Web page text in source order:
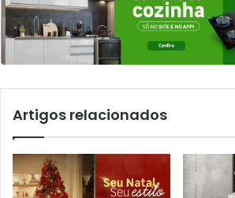
Artigos relacionados